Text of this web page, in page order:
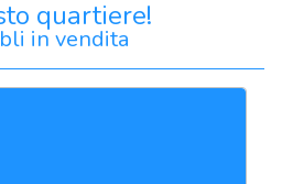
quartiere!
in vendita